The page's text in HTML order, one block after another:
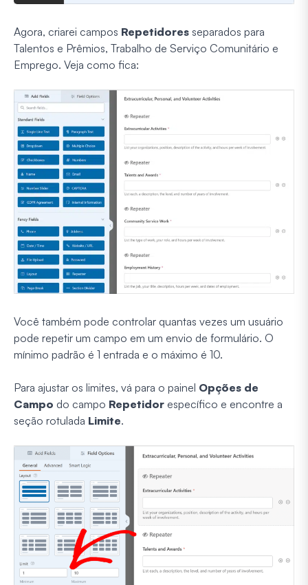
Agora, criarei campos Repetidores separados para
Talentos e Prêmios, Trabalho de Serviço Comunitário e
Emprego. Veja como fica:
Você também pode controlar quantas vezes um usuário
pode repetir um campo em um envio de formulário. O
mínimo padrão é 1 entrada e o máximo é 10.
Para ajustar os limites, vá para o painel Opções de
Campo do campo Repetidor específico e encontre a
seção rotulada Limite.